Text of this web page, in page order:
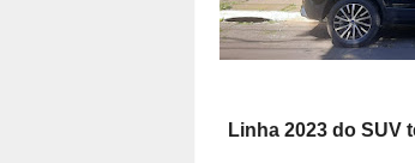
Linha 2023 do SUV